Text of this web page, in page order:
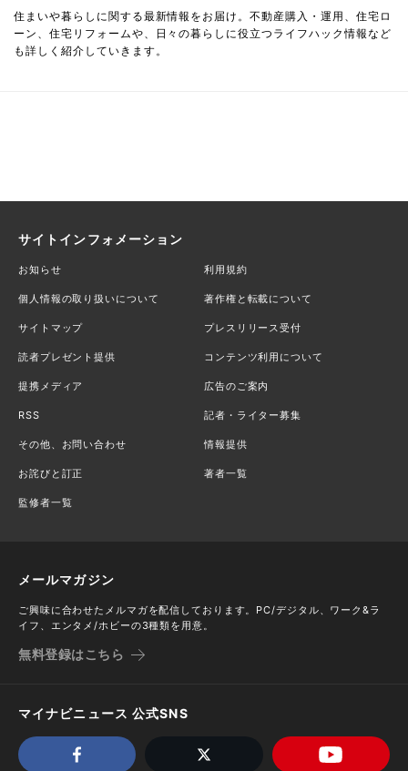
住まいや暮らしに関する最新情報をお届け。不動産購入・運用、住宅ロ
ーン、住宅リフォームや、日々の暮らしに役立つライフハック情報など
も詳しく紹介していきます。
サイトインフォメーション
お知らせ 利用規約
個人情報の取り扱いについて 著作権と転載について
サイトマップ プレスリリース受付
読者プレゼント提供 コンテンツ利用について
提携メディア 広告のご案内
RSS 記者・ライター募集
その他、お問い合わせ 情報提供
お詫びと訂正 著者一覧
監修者一覧
メールマガジン
ご興味に合わせたメルマガを配信しております。PC/デジタル、ワーク&ラ
イフ、エンタメ/ホビーの3種類を用意。
無料登録はこちら
マイナビニュース 公式SNS